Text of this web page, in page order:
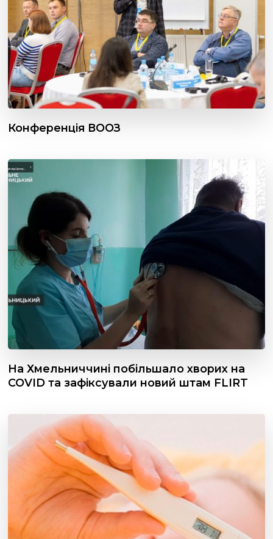
Конференція ВООЗ
На Хмельниччині побільшало хворих на
COVID та зафіксували новий штам FLIRT